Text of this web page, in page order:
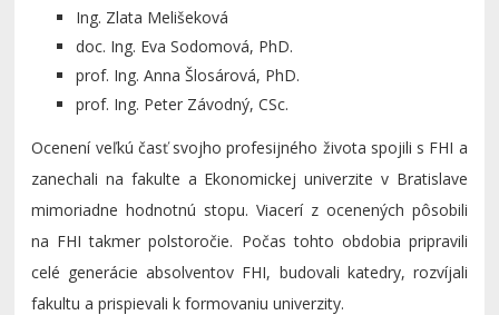
Ing. Zlata Melišeková
doc. Ing. Eva Sodomová, PhD.
prof. Ing. Anna Šlosárová, PhD.
prof. Ing. Peter Závodný, CSc.
Ocenení veľkú časť svojho profesijného života spojili s FHI a
zanechali na fakulte a Ekonomickej univerzite v Bratislave
mimoriadne hodnotnú stopu. Viacerí z ocenených pôsobili
na FHI takmer polstoročie. Počas tohto obdobia pripravili
celé generácie absolventov FHI, budovali katedry, rozvíjali
fakultu a prispievali k formovaniu univerzity.